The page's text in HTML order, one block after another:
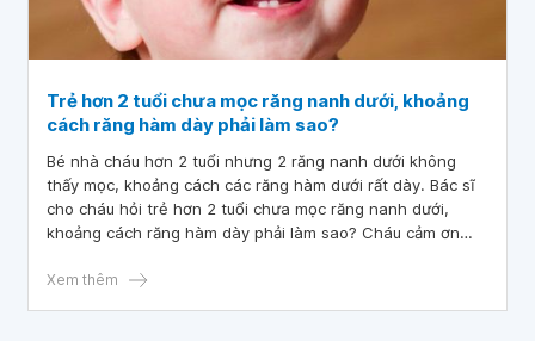
Trẻ hơn 2 tuổi chưa mọc răng nanh dưới, khoảng
cách răng hàm dày phải làm sao?
Bé nhà cháu hơn 2 tuổi nhưng 2 răng nanh dưới không
thấy mọc, khoảng cách các răng hàm dưới rất dày. Bác sĩ
cho cháu hỏi trẻ hơn 2 tuổi chưa mọc răng nanh dưới,
khoảng cách răng hàm dày phải làm sao? Cháu cảm ơn
Xem thêm